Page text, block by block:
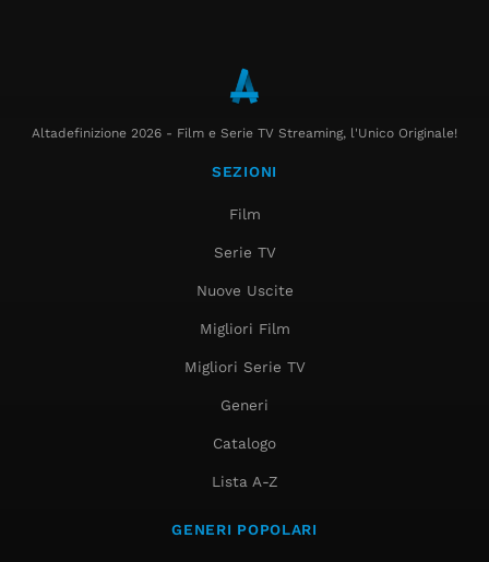
Altadefinizione 2026 - Film e Serie TV Streaming, l'Unico Originale!
SEZIONI
Film
Serie TV
Nuove Uscite
Migliori Film
Migliori Serie TV
Generi
Catalogo
Lista A-Z
GENERI POPOLARI